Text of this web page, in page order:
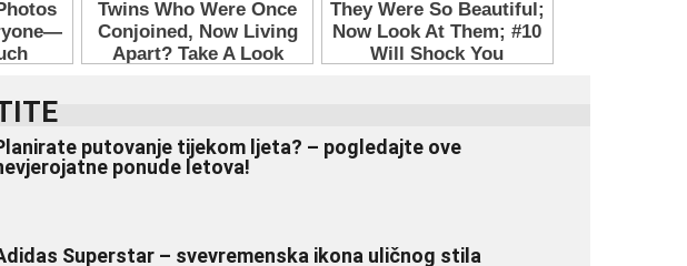
putovanje tijekom ljeta? – pogledajte ove
ponude letova!
Superstar – svevremenska ikona uličnog stila